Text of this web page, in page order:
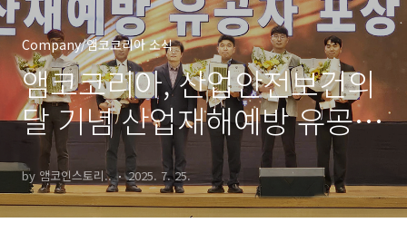
Company/앰코코리아 소식
앰코코리아, 산업안전보건의
달 기념 산업재해예방 유공
표창 수상
by 앰코인스토리.. 2025. 7. 25.